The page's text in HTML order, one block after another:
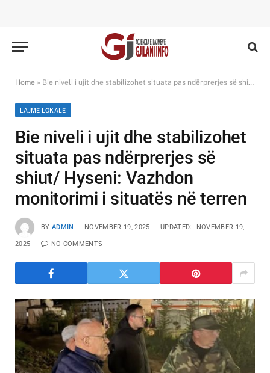
Home » Bie niveli i ujit dhe stabilizohet situata pas ndërprerjes së shiut/ Hyseni: Vazhdon monitorimi i situatës në terren
LAJME LOKALE
Bie niveli i ujit dhe stabilizohet
situata pas ndërprerjes së
shiut/ Hyseni: Vazhdon
monitorimi i situatës në terren
BY ADMIN NOVEMBER 19, 2025 UPDATED: NOVEMBER 19,
2025 NO COMMENTS